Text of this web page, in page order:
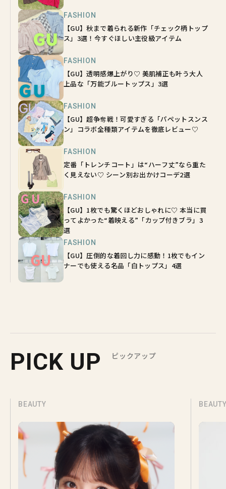
FASHION
【GU】秋まで着られる新作「チェック柄トップ
ス」3選！今すぐほしい主役級アイテム
FASHION
【GU】透明感爆上がり♡ 美肌補正も叶う大人
上品な「万能ブルートップス」3選
FASHION
【GU】超争奪戦！可愛すぎる「パペットスンス
ン」コラボ全種類アイテムを徹底レビュー♡
FASHION
定番「トレンチコート」は“ハーフ丈”なら重た
く見えない♡ シーン別お出かけコーデ2選
FASHION
【GU】1枚でも驚くほどおしゃれに♡ 本当に買
ってよかった“着映える”「カップ付きブラ」3
選
FASHION
【GU】圧倒的な着回し力に感動！1枚でもイン
ナーでも使える名品「白トップス」4選
PICK UP ピックアップ
BEAUTY